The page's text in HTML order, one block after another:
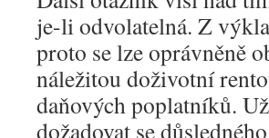
je-li odvolatelná. Z
proto se lze oprávněně
náležitou doživotní
daňových poplatníků.
dožadovat se